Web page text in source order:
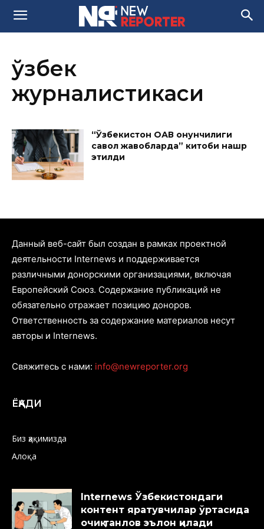
ўзбек
журналистикаси
“Ўзбекистон ОАВ қонунчилиги
савол жавобларда” китоби нашр
этилди
Данный веб-сайт был создан в рамках проектной
деятельности Internews и поддерживается
различными донорскими организациями, включая
Европейский Союз. Содержание публикаций не
обязательно отражает позицию доноров.
Ответственность за содержание материалов несут
авторы и Internews.
Свяжитесь с нами: info@newreporter.org
ЁҚАДИ
Биз ҳақимизда
Алоқа
Internews Ўзбекистондаги
контент яратувчилар ўртасида
очиқ танлов эълон қилади